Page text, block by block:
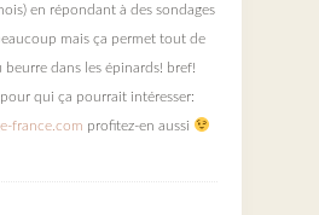
en répondant à des sondages
mais ça permet tout de
beurre dans les épinards! bref!
qui ça pourrait intéresser:
france.com profitez-en aussi